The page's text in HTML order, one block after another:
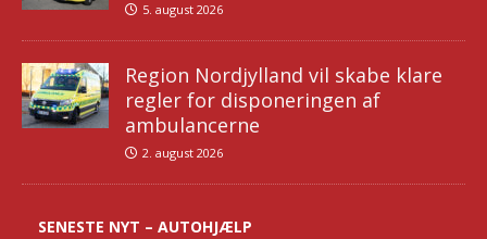
5. august 2026
Region Nordjylland vil skabe klare
regler for disponeringen af
ambulancerne
2. august 2026
SENESTE NYT – AUTOHJÆLP